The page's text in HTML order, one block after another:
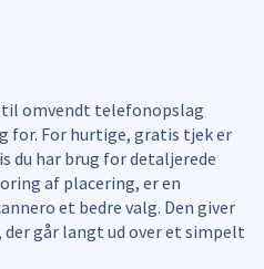
omvendt telefonopslag
for. For hurtige, gratis tjek er
du har brug for detaljerede
af placering, er en
et bedre valg. Den giver
går langt ud over et simpelt